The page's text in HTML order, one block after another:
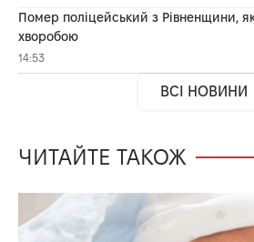
Помер поліцейський з Рівненщини,
хворобою
14:53
ВСІ НОВИНИ
ЧИТАЙТЕ ТАКОЖ